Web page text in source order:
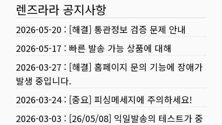
렌즈라라 공지사항
2026-05-20 : [해결] 통관정보 검증 문제 안내
2026-05-17 : 빠른 발송 가능 상품에 대해
2026-03-27 : [해결] 홈페이지 문의 기능에 장애가
발생 중입니다.
2026-03-24: [중요] 피싱메세지에 주의하세요!
2026-03-03 : [26/05/08] 익일발송의 테스트가 중